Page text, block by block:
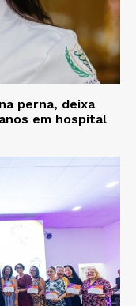
perna, deixa
em hospital